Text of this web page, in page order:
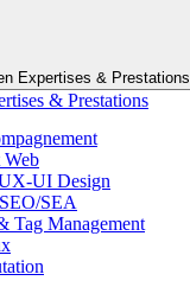
Expertises & Prestations
& Prestations
Web
UI Design
SEA
Tag Management